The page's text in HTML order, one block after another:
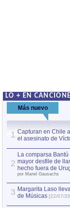
LO + EN
Más nuevo
1 Capturan en Chile
el asesinato de
2
La comparsa
mayor desfile de
hecho fuera de
por Manel Gausachs
3 Margarita Laso
de Músicas [22/07/